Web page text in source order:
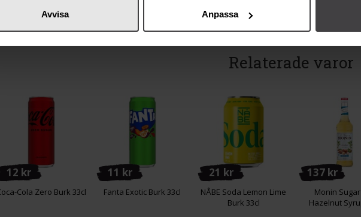
Avvisa Anpassa
Relaterade varor
12 kr
Cola Zero Burk 33cl
11 kr
Fanta Exotic Burk 33cl
21 kr
NÅBE Soda Lemon Lime
Burk 33cl
137 kr
Monin
Hazelnut